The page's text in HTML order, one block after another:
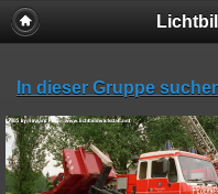
In dieser Gruppe